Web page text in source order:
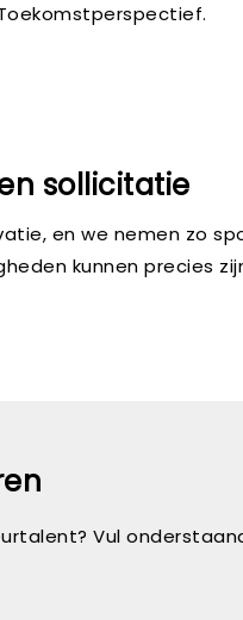
sollicitatie
en we nemen zo
kunnen precies
Vul